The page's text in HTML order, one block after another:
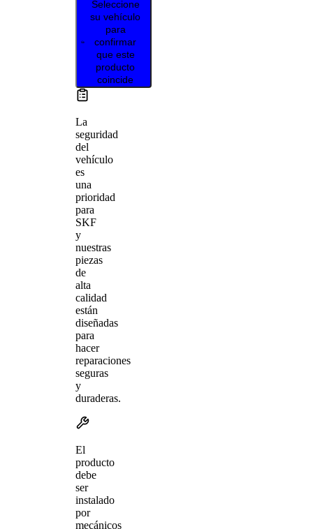
Seleccione
su vehículo
para
confirmar
que este
producto
coincide
La
seguridad
del
vehículo
es
una
prioridad
para
SKF
y
nuestras
piezas
de
alta
calidad
están
diseñadas
para
hacer
reparaciones
seguras
y
duraderas.
El
producto
debe
ser
instalado
por
mecánicos